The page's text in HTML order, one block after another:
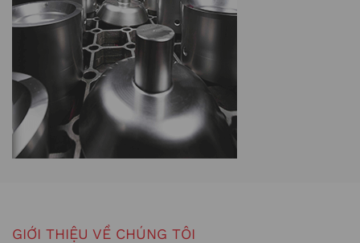
GIỚI THIỆU VỀ CHÚNG TÔI